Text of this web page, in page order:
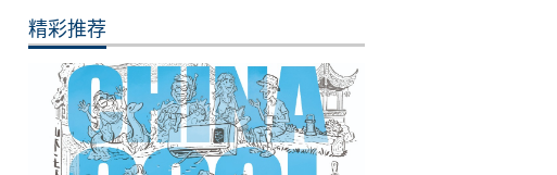
精彩推荐